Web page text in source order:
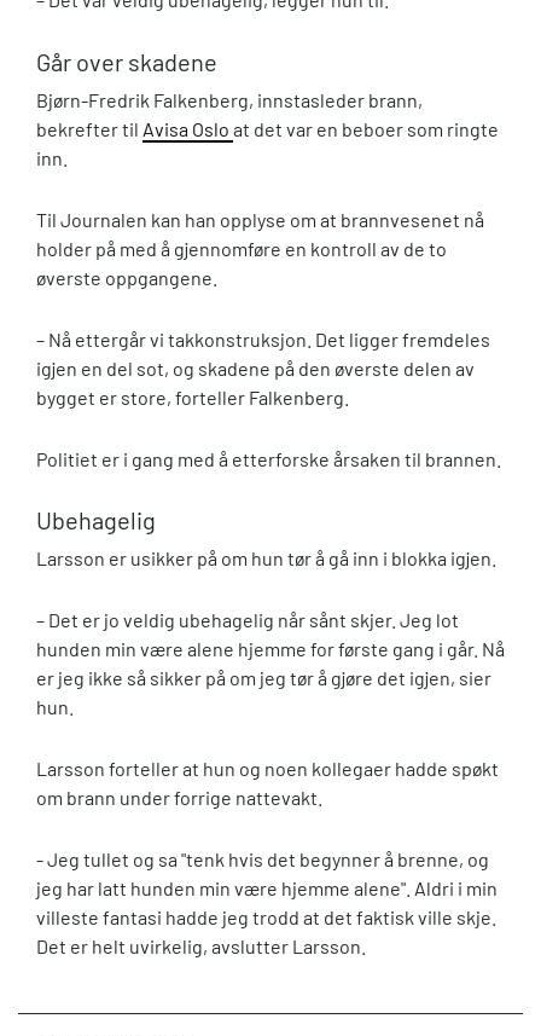
Går over skadene
Bjørn-Fredrik Falkenberg, innstasleder brann,
bekrefter til Avisa Oslo at det var en beboer som ringte
inn.
Til Journalen kan han opplyse om at brannvesenet nå
holder på med å gjennomføre en kontroll av de to
øverste oppgangene.
– Nå ettergår vi takkonstruksjon. Det ligger fremdeles
igjen en del sot, og skadene på den øverste delen av
bygget er store, forteller Falkenberg.
Politiet er i gang med å etterforske årsaken til brannen.
Ubehagelig
Larsson er usikker på om hun tør å gå inn i blokka igjen.
– Det er jo veldig ubehagelig når sånt skjer. Jeg lot
hunden min være alene hjemme for første gang i går. Nå
er jeg ikke så sikker på om jeg tør å gjøre det igjen, sier
hun.
Larsson forteller at hun og noen kollegaer hadde spøkt
om brann under forrige nattevakt.
- Jeg tullet og sa "tenk hvis det begynner å brenne, og
jeg har latt hunden min være hjemme alene". Aldri i min
villeste fantasi hadde jeg trodd at det faktisk ville skje.
Det er helt uvirkelig, avslutter Larsson.